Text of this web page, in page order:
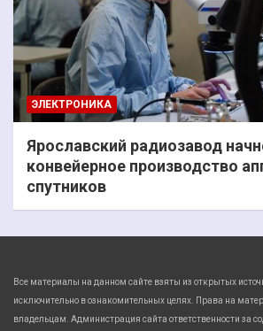
ЭЛЕКТРОНИКА
Ярославский радиозавод
конвейерное производство
спутников
Все материалы на данном сайте взяты из открытых
исключительно в ознакомительных целях. Права на
владельцам. Администрация сайта ответственности за